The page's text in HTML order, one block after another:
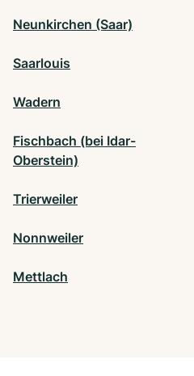
Neunkirchen (Saar)
Saarlouis
Wadern
Fischbach (bei Idar-
Oberstein)
Trierweiler
Nonnweiler
Mettlach